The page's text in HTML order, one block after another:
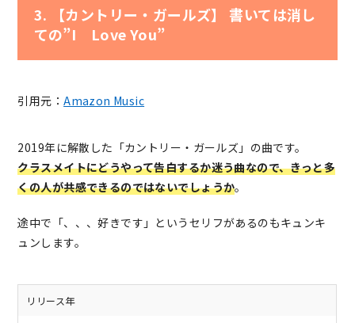
3. 【カントリー・ガールズ】 書いては消し
ての”I Love You”
引用元：Amazon Music
2019年に解散した「カントリー・ガールズ」の曲です。
クラスメイトにどうやって告白するか迷う曲なので、きっと多
くの人が共感できるのではないでしょうか。
途中で「、、、好きです」というセリフがあるのもキュンキ
ュンします。
リリース年